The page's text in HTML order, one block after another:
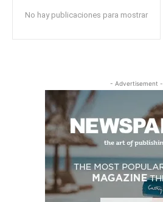
No hay publicaciones para mostrar
- Advertisement -